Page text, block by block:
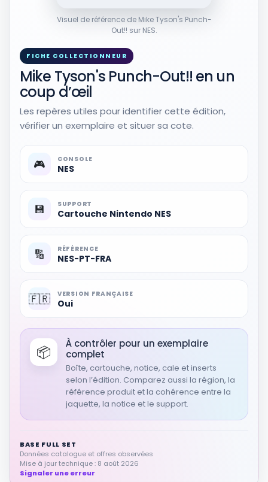
Visuel de référence de Mike Tyson's Punch-
Out!! sur NES.
FICHE COLLECTIONNEUR
Mike Tyson's Punch-Out!! en un
coup d’œil
Les repères utiles pour identifier cette édition,
vérifier un exemplaire et situer sa cote.
🎮 CONSOLE
NES
💾 SUPPORT
Cartouche Nintendo NES
🔢 RÉFÉRENCE
NES-PT-FRA
🇫🇷 VERSION FRANÇAISE
Oui
📦
À contrôler pour un exemplaire
complet
Boîte, cartouche, notice, cale et inserts
selon l’édition. Comparez aussi la région, la
référence produit et la cohérence entre la
jaquette, la notice et le support.
BASE FULL SET
Données catalogue et offres observées
Mise à jour technique : 8 août 2026
Signaler une erreur